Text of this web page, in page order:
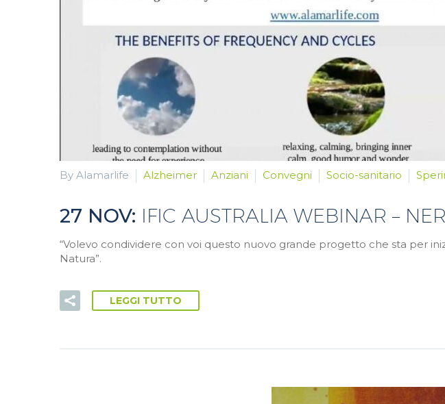
By Alamarlife Alzheimer Anziani Convegni Socio-sanitario
27 NOV: IFIC AUSTRALIA WEBINAR –
“Volevo condividere con voi questo nuovo grande progetto che sta per
Natura”.
LEGGI TUTTO